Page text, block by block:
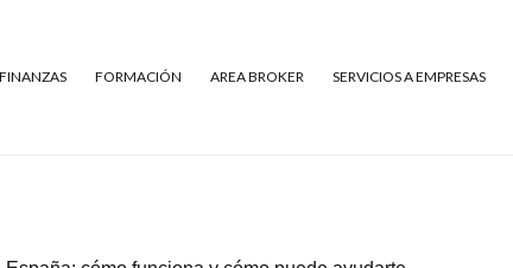
FINANZAS FORMACIÓN AREA BROKER SERVICIOS A EMPRESAS